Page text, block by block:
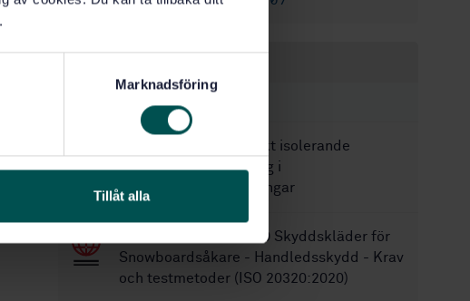
.
Marknadsföring
Tillåt alla
Elektriskt isolerande
hjälmar för användning i
lågspänningsanläggningar
SS-EN ISO 20320:2020 Skyddskläder för
Snowboardsåkare - Handledsskydd - Krav
och testmetoder (ISO 20320:2020)